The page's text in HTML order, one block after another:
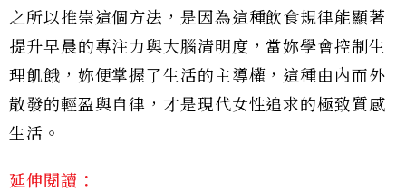
之所以推崇這個方法，是因為這種飲食規律能顯著
提升早晨的專注力與大腦清明度，當妳學會控制生
理飢餓，妳便掌握了生活的主導權，這種由內而外
散發的輕盈與自律，才是現代女性追求的極致質感
生活。
延伸閱讀：